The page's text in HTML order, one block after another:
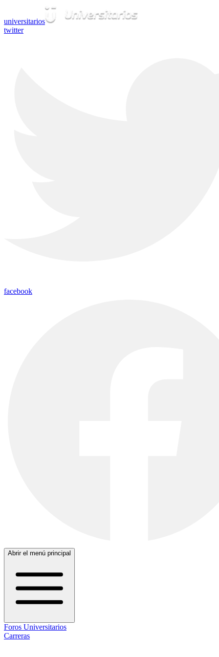
universitarios
twitter
facebook
Abrir el menú principal
Foros Universitarios
Carreras